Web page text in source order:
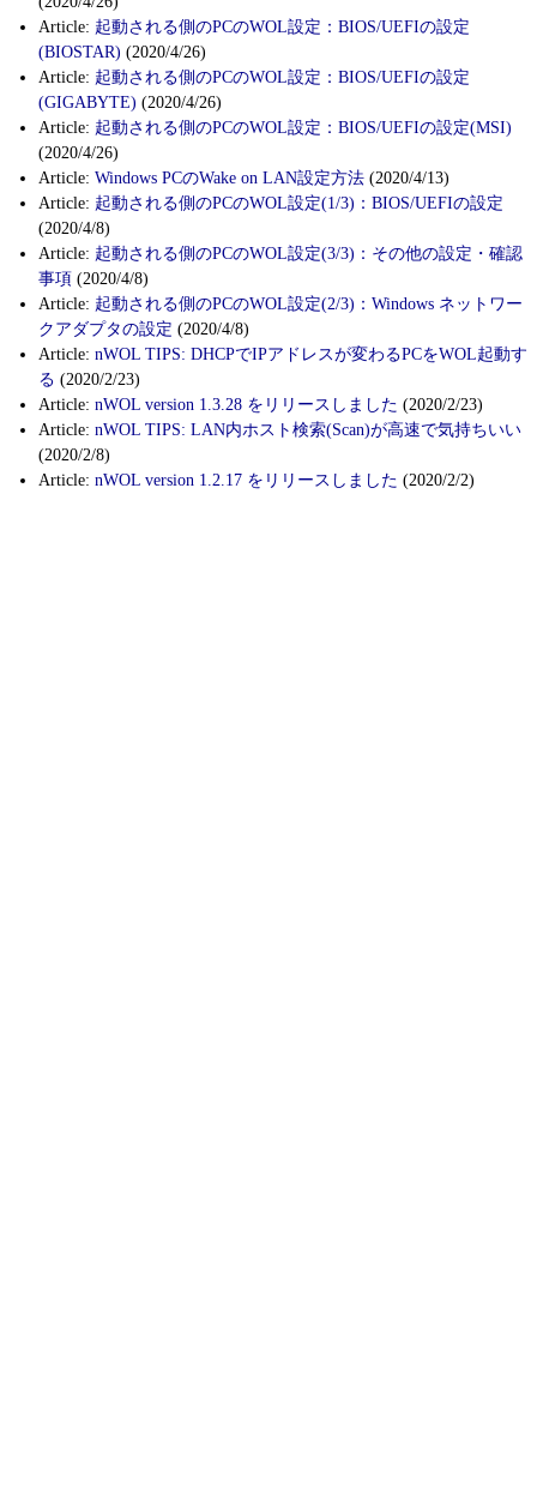
Article: 起動される側のPCのWOL設定：BIOS/UEFIの設定
(BIOSTAR) (2020/4/26)
Article: 起動される側のPCのWOL設定：BIOS/UEFIの設定
(GIGABYTE) (2020/4/26)
Article: 起動される側のPCのWOL設定：BIOS/UEFIの設定(MSI)
(2020/4/26)
Article: Windows PCのWake on LAN設定方法 (2020/4/13)
Article: 起動される側のPCのWOL設定(1/3)：BIOS/UEFIの設定
(2020/4/8)
Article: 起動される側のPCのWOL設定(3/3)：その他の設定・確認
事項 (2020/4/8)
Article: 起動される側のPCのWOL設定(2/3)：Windows ネットワー
クアダプタの設定 (2020/4/8)
Article: nWOL TIPS: DHCPでIPアドレスが変わるPCをWOL起動す
る (2020/2/23)
Article: nWOL version 1.3.28 をリリースしました (2020/2/23)
Article: nWOL TIPS: LAN内ホスト検索(Scan)が高速で気持ちいい
(2020/2/8)
Article: nWOL version 1.2.17 をリリースしました (2020/2/2)